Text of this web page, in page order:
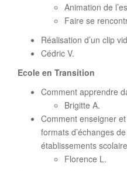
Animation de
Faire se
Réalisation d’un clip
Cédric V.
Ecole en Transition
Comment apprendre
Brigitte A.
Comment enseigner
formats d’échanges
établissements
Florence L.